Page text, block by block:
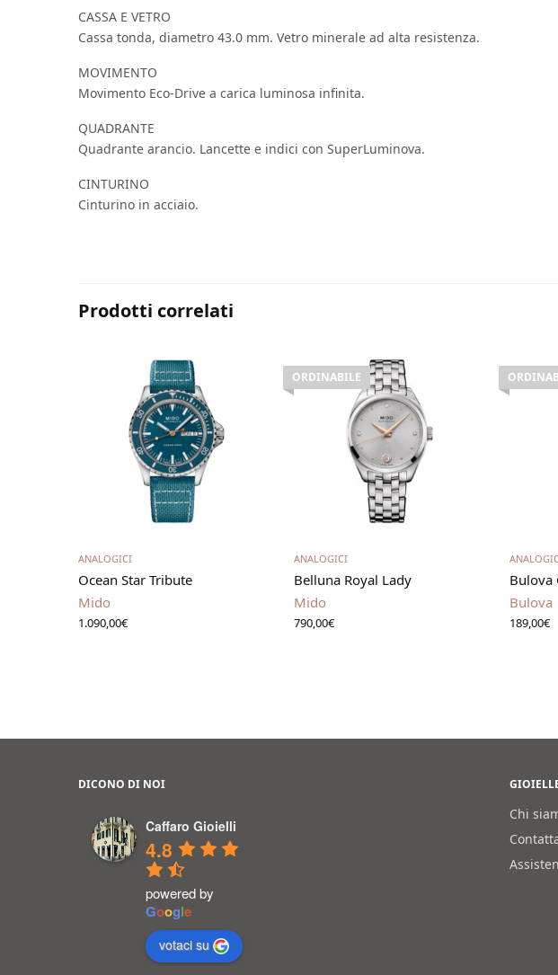
CASSA E VETRO
Cassa tonda, diametro 43.0 mm. Vetro minerale ad alta resistenza.
MOVIMENTO
Movimento Eco-Drive a carica luminosa infinita.
QUADRANTE
Quadrante arancio. Lancette e indici con SuperLuminova.
CINTURINO
Cinturino in acciaio.
Prodotti correlati
Aggiungi al carrello
ANALOGICI
Ocean Star Tribute
Mido
1.090,00€
ORDINABILE
ANALOGICI
Belluna Royal Lady
Mido
790,00€
Bulova
Bulova
189,00€
DICONO DI NOI
Caffaro Gioielli
4.8
powered by
Google
votaci su
Chi